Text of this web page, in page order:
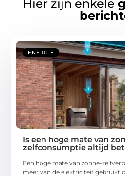
Hier zijn enkele
ENERGIE
Is een hoge mate van
zelfconsumptie altijd
Een hoge mate van zonne-
meer van de elektriciteit gebruikt